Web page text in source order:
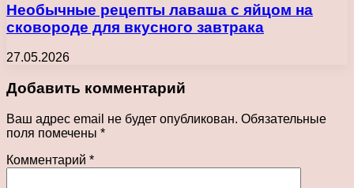
Необычные рецепты лаваша с яйцом на
сковороде для вкусного завтрака
27.05.2026
Добавить комментарий
Ваш адрес email не будет опубликован. Обязательные
поля помечены *
Комментарий *